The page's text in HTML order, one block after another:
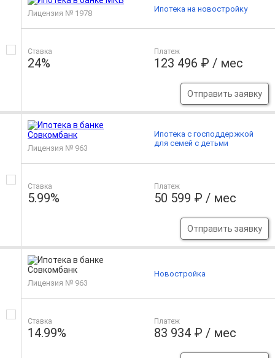
Лицензия № 1978
Ставка
24%
Платеж
123 496 ₽ / мес
Отправить заявку
Ипотека на новостройку
Лицензия № 963
Ставка
5.99%
Платеж
50 599 ₽ / мес
Отправить заявку
Ипотека с господдержкой
для семей с детьми
Лицензия № 963
Ставка
14.99%
Платеж
83 934 ₽ / мес
Новостройка